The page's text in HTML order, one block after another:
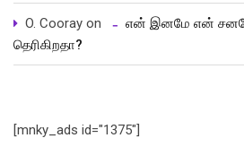
O. Cooray on
என் இனமே என்
தெரிகிறதா?
[mnky_ads id="1375"]